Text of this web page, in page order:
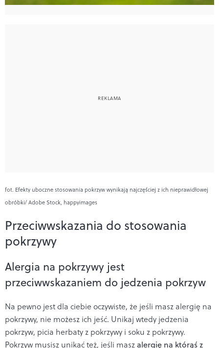
fot. Efekty uboczne stosowania pokrzyw wynikają najczęściej z ich nieprawidłowej
obróbki/ Adobe Stock, happyimages
Przeciwwskazania do stosowania
pokrzywy
Alergia na pokrzywy jest
przeciwwskazaniem do jedzenia pokrzyw
Na pewno jest dla ciebie oczywiste, że jeśli masz alergię na
pokrzywy, nie możesz ich jeść. Unikaj wtedy jedzenia
pokrzyw, picia herbaty z pokrzywy i soku z pokrzywy.
Pokrzyw musisz unikać też, jeśli masz alergię na którąś z